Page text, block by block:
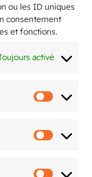
ou les ID uniques
consentement
et fonctions.
activé
Table